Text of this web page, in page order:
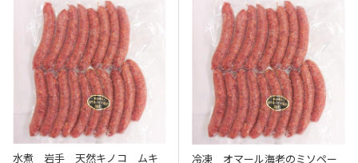
水煮 岩手 天然キノコ ムキ
冷凍 オマール海老のミソペー